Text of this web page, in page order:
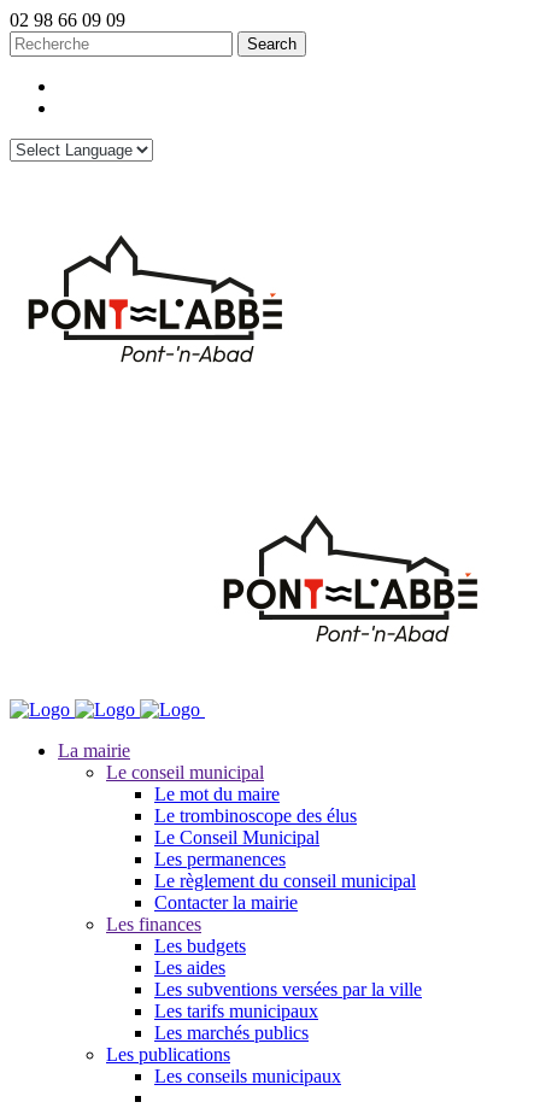
02 98 66 09 09
La mairie
Le conseil municipal
Le mot du maire
Le trombinoscope des élus
Le Conseil Municipal
Les permanences
Le règlement du conseil municipal
Contacter la mairie
Les finances
Les budgets
Les aides
Les subventions versées par la ville
Les tarifs municipaux
Les marchés publics
Les publications
Les conseils municipaux